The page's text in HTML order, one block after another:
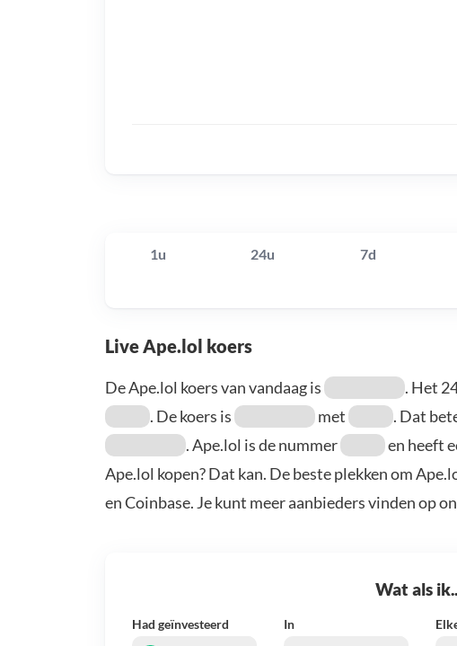
1u 24u 7d
Live Ape.lol koers
De Ape.lol koers van vandaag is
. Het
. De koers is
met . Dat
. Ape.lol is de nummer
en heeft
Ape.lol kopen? Dat kan. De beste plekken om
en Coinbase. Je kunt meer aanbieders vinden op
Wat als
Had geïnvesteerd In